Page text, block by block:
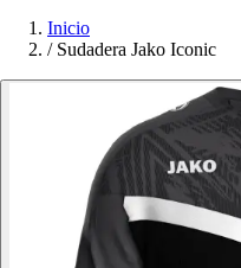
Inicio
/ Sudadera Jako Iconic